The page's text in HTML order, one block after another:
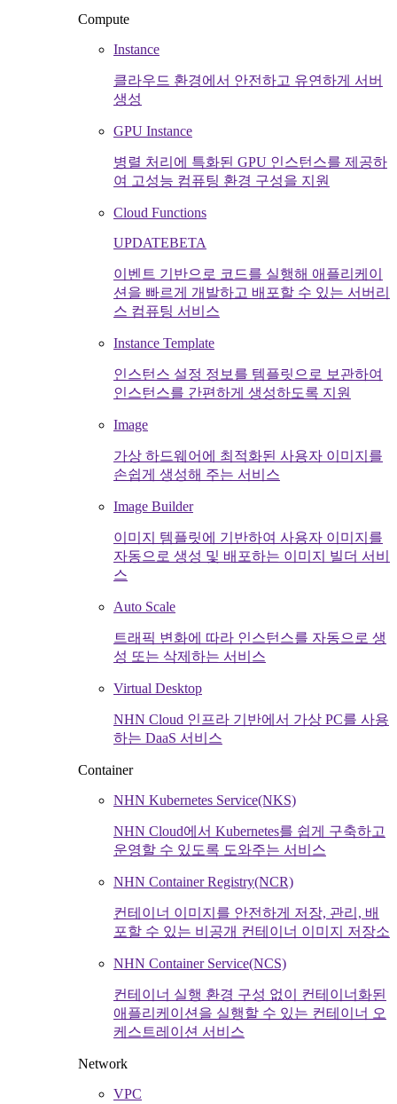
Compute
Instance
클라우드 환경에서 안전하고 유연하게 서버
생성
GPU Instance
병렬 처리에 특화된 GPU 인스턴스를 제공하
여 고성능 컴퓨팅 환경 구성을 지원
Cloud Functions
UPDATEBETA
이벤트 기반으로 코드를 실행해 애플리케이
션을 빠르게 개발하고 배포할 수 있는 서버리
스 컴퓨팅 서비스
Instance Template
인스턴스 설정 정보를 템플릿으로 보관하여
인스턴스를 간편하게 생성하도록 지원
Image
가상 하드웨어에 최적화된 사용자 이미지를
손쉽게 생성해 주는 서비스
Image Builder
이미지 템플릿에 기반하여 사용자 이미지를
자동으로 생성 및 배포하는 이미지 빌더 서비
스
Auto Scale
트래픽 변화에 따라 인스턴스를 자동으로 생
성 또는 삭제하는 서비스
Virtual Desktop
NHN Cloud 인프라 기반에서 가상 PC를 사용
하는 DaaS 서비스
Container
NHN Kubernetes Service(NKS)
NHN Cloud에서 Kubernetes를 쉽게 구축하고
운영할 수 있도록 도와주는 서비스
NHN Container Registry(NCR)
컨테이너 이미지를 안전하게 저장, 관리, 배
포할 수 있는 비공개 컨테이너 이미지 저장소
NHN Container Service(NCS)
컨테이너 실행 환경 구성 없이 컨테이너화된
애플리케이션을 실행할 수 있는 컨테이너 오
케스트레이션 서비스
Network
VPC